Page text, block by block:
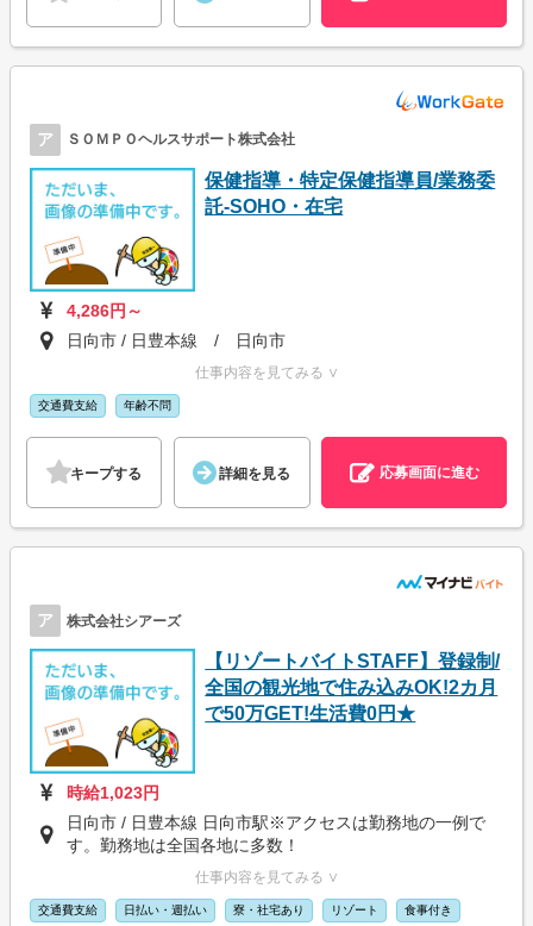
ア ＳＯＭＰＯヘルスサポート株式会社
保健指導・特定保健指導員/業務委
託-SOHO・在宅
4,286円～
日向市 / 日豊本線 / 日向市
仕事内容を見てみる ∨
交通費支給 年齢不問
キープする 詳細を見る 応募画面に進む
ア 株式会社シアーズ
【リゾートバイトSTAFF】登録制/
全国の観光地で住み込みOK!2カ月
で50万GET!生活費0円★
時給1,023円
日向市 / 日豊本線 日向市駅※アクセスは勤務地の一例で
す。勤務地は全国各地に多数！
仕事内容を見てみる ∨
交通費支給 日払い・週払い 寮・社宅あり リゾート 食事付き